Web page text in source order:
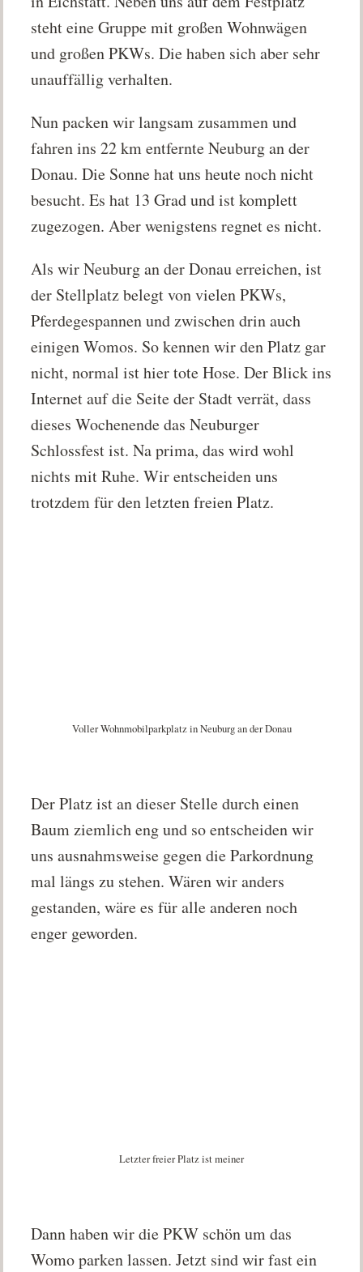
steht eine Gruppe mit großen Wohnwägen
und großen PKWs. Die haben sich aber sehr
unauffällig verhalten.
Nun packen wir langsam zusammen und
fahren ins 22 km entfernte Neuburg an der
Donau. Die Sonne hat uns heute noch nicht
besucht. Es hat 13 Grad und ist komplett
zugezogen. Aber wenigstens regnet es nicht.
Als wir Neuburg an der Donau erreichen, ist
der Stellplatz belegt von vielen PKWs,
Pferdegespannen und zwischen drin auch
einigen Womos. So kennen wir den Platz gar
nicht, normal ist hier tote Hose. Der Blick ins
Internet auf die Seite der Stadt verrät, dass
dieses Wochenende das Neuburger
Schlossfest ist. Na prima, das wird wohl
nichts mit Ruhe. Wir entscheiden uns
trotzdem für den letzten freien Platz.
Voller Wohnmobilparkplatz in Neuburg an der Donau
Der Platz ist an dieser Stelle durch einen
Baum ziemlich eng und so entscheiden wir
uns ausnahmsweise gegen die Parkordnung
mal längs zu stehen. Wären wir anders
gestanden, wäre es für alle anderen noch
enger geworden.
Letzter freier Platz ist meiner
Dann haben wir die PKW schön um das
Womo parken lassen. Jetzt sind wir fast ein